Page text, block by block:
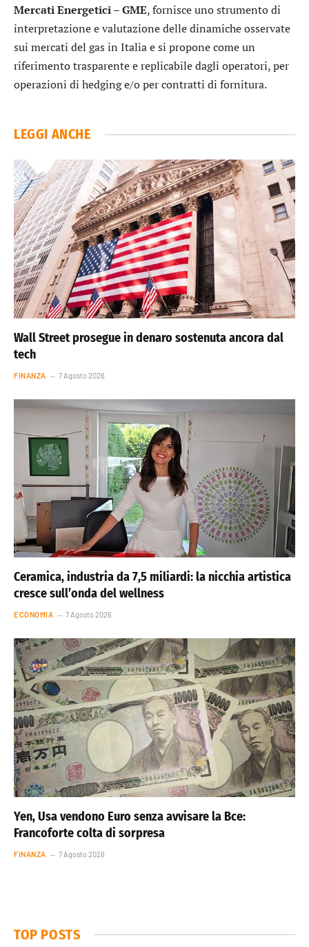
Mercati Energetici – GME, fornisce uno strumento di
interpretazione e valutazione delle dinamiche osservate
sui mercati del gas in Italia e si propone come un
riferimento trasparente e replicabile dagli operatori, per
operazioni di hedging e/o per contratti di fornitura.
LEGGI ANCHE
Wall Street prosegue in denaro sostenuta ancora dal
tech
FINANZA 7 Agosto 2026
Ceramica, industria da 7,5 miliardi: la nicchia artistica
cresce sull’onda del wellness
ECONOMIA 7 Agosto 2026
Yen, Usa vendono Euro senza avvisare la Bce:
Francoforte colta di sorpresa
FINANZA 7 Agosto 2026
TOP POSTS